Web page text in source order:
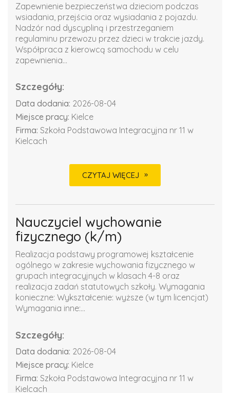
Zapewnienie bezpieczeństwa dzieciom podczas
wsiadania, przejścia oraz wysiadania z pojazdu.
Nadzór nad dyscypliną i przestrzeganiem
regulaminu przewozu przez dzieci w trakcie jazdy.
Współpraca z kierowcą samochodu w celu
zapewnienia...
Szczegóły:
Data dodania: 2026-08-04
Miejsce pracy: Kielce
Firma: Szkoła Podstawowa Integracyjna nr 11 w
Kielcach
CZYTAJ WIĘCEJ
Nauczyciel wychowanie
fizycznego (k/m)
Realizacja podstawy programowej kształcenie
ogólnego w zakresie wychowania fizycznego w
grupach integracyjnych w klasach 4-8 oraz
realizacja zadań statutowych szkoły. Wymagania
konieczne: Wykształcenie: wyższe (w tym licencjat)
Wymagania inne:...
Szczegóły:
Data dodania: 2026-08-04
Miejsce pracy: Kielce
Firma: Szkoła Podstawowa Integracyjna nr 11 w
Kielcach